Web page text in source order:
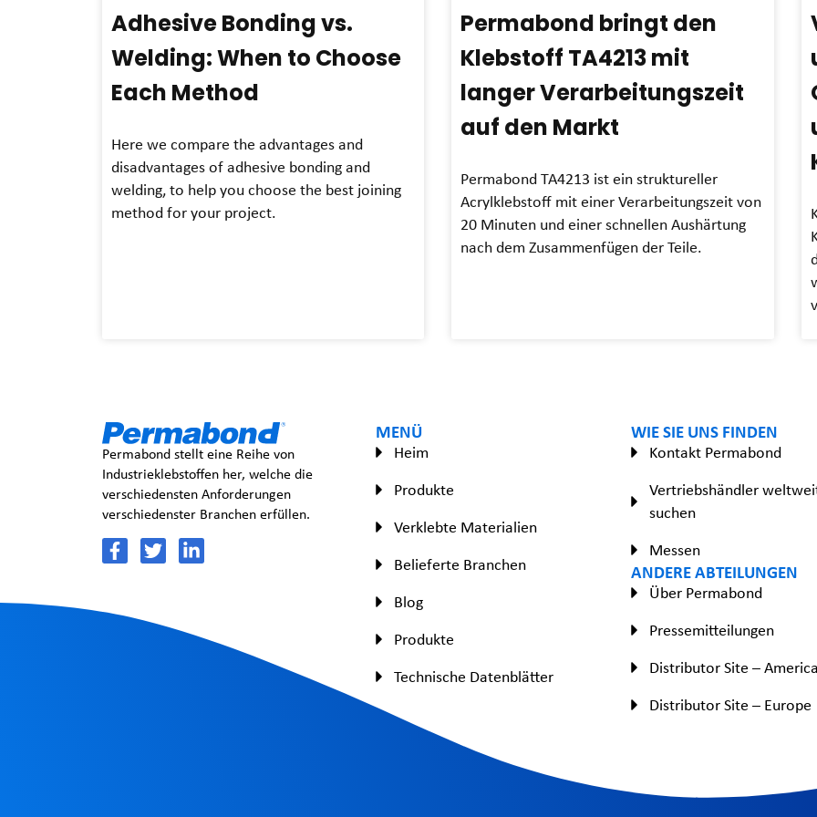
Adhesive Bonding vs.
Welding: When to Choose
Each Method
Here we compare the advantages and
disadvantages of adhesive bonding and
welding, to help you choose the best joining
method for your project.
Permabond bringt den
Klebstoff TA4213 mit
langer Verarbeitungszeit
auf den Markt
Permabond TA4213 ist ein struktureller
Acrylklebstoff mit einer Verarbeitungszeit von
20 Minuten und einer schnellen Aushärtung
nach dem Zusammenfügen der Teile.
Permabond stellt eine Reihe von
Industrieklebstoffen her, welche die
verschiedensten Anforderungen
verschiedenster Branchen erfüllen.
MENÜ
Heim
Produkte
Verklebte Materialien
Belieferte Branchen
Blog
Produkte
Technische Datenblätter
WIE SIE UNS FINDEN
Kontakt Permabond
Vertriebshändler
suchen
Messen
ANDERE ABTEILUNGEN
Über Permabond
Pressemitteilungen
Distributor Site –
Distributor Site – Europe